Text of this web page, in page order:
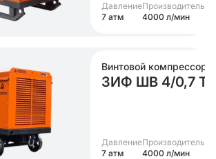
Давление
7 атм
4000 л/мин
Винтовой компрессор
ЗИФ ШВ 4/0,7 Т
Давление
7 атм
4000 л/мин